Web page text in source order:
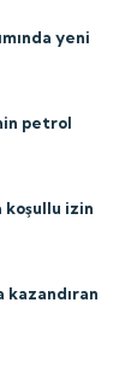
yeni
petrol
koşullu izin
kazandıran